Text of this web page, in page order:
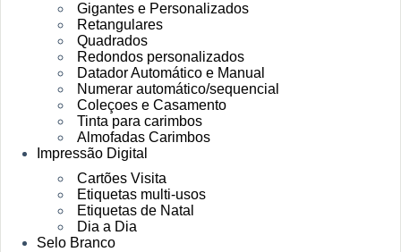
Gigantes e Personalizados
Retangulares
Quadrados
Redondos personalizados
Datador Automático e Manual
Numerar automático/sequencial
Coleçoes e Casamento
Tinta para carimbos
Almofadas Carimbos
Impressão Digital
Cartões Visita
Etiquetas multi-usos
Etiquetas de Natal
Dia a Dia
Selo Branco